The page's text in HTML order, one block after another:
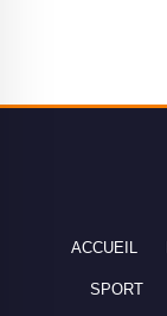
ACCUEIL
SPORT